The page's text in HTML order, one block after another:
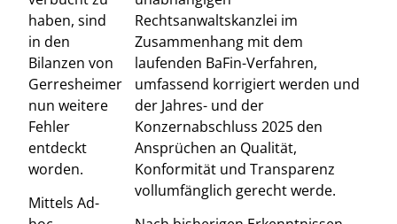
haben, sind
in den
Bilanzen von
Gerresheimer
nun weitere
Fehler
entdeckt
worden.
Mittels Ad-
Rechtsanwaltskanzlei im
Zusammenhang mit dem
laufenden BaFin-Verfahren,
umfassend korrigiert werden und
der Jahres- und der
Konzernabschluss 2025 den
Ansprüchen an Qualität,
Konformität und Transparenz
vollumfänglich gerecht werde.